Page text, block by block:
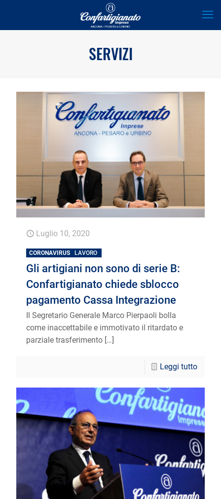
SERVIZI
Luglio 10, 2020
CORONAVIRUS LAVORO
Gli artigiani non sono di serie B:
Confartigianato chiede sblocco
pagamento Cassa Integrazione
Il Segretario Generale Marco Pierpaoli bolla
come inaccettabile e immotivato il ritardato e
parziale trasferimento […]
Leggi tutto